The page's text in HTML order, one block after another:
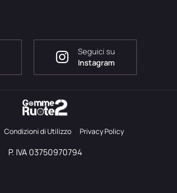
Seguici su
Instagram
Condizioni di Utilizzo Privacy Policy
P. IVA 03750970794